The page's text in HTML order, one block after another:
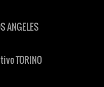
ANGELES
TORINO